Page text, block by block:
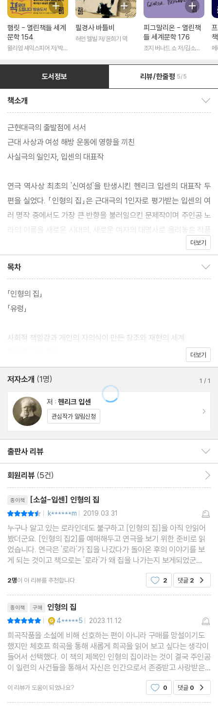
햄릿 - 열린책들 세계
문학 154
윌리엄 셰익스피어 저/박우
필경사 바틀비
허먼 멜빌 저/윤희기 역
피그말리온 - 열린책
들 세계문학 176
조지 버나드 쇼 저/김소임
도서정보 리뷰/한줄평 5/5
책소개
근현대극의 출발점에 서서
근대 사상과 여성 해방 운동에 영향을 끼친
사실극의 일인자, 입센의 대표작
연극 역사상 최초의 '신여성'을 탄생시킨 헨리크 입센의 대표작 두
편을 실었다. 「인형의 집」은 근대극의 1인자로 평가받는 입센의 여
러 명작 중에서도 가장 큰 반향을 불러일으킨 문제작이며 주인공 노
라의 이름을 새로운 시대의, 새로운 여자의 대명사로 올려놓은 작품
이기도 하다. 한 가정의 사랑스러운 부인이자, 따뜻한 어머니였던 노
이기 이전에 책임 있는 한 인간으로서 살기 위해 새로운 시도를 하기
까지의 과정을 담은 이 작품은 여성 해방의 바이블이라고 갈채를 받
은 한편, 결혼과 가정을 파괴하는 불순한 작품이라는 평가를 받기도
오늘날 입센이 창조해낸 주인공 노라는 독립적이고 주체적인 자아
에 눈을 뜬 여성의 상징적인 이름이 되었고, 100여 년이나 흐른 지
금도 여전히 유효한 문화적 코드로 자리 잡고 있다. 그럼으로써 여전
히 노라와 그의 남편 헬멜의 대사는 감동으로 마음을 적시고, 사랑,
가정, 희생을 말하는 우리들 자신의 허위의식을 깨우치게 한다. 입센
은 「인형의 집」과 「유령」, 두 작품을 통해 여성성의 허구를 폭로하고
근대 사상과 여성 해방 운동의 단초를 제공한다.
더보기
목차
「인형의 집」
「유령」
사회적 책임감과 개인의 자의식이 만든 창조와 재현의 세계
더보기
저자소개 (1명) 1 /1
저 : 헨리크 입센
관심작가 알림신청
출판사 리뷰
회원리뷰 (5건)
종이책 [소설-입센] 인형의 집
| k******m | 2019.03.31
누구나 알고 있는 로라인데도 불구하고 [인형의 집]을 아직 안읽어
봤더군요. [인형의 집2]를 예매해두고 연극을 보기 위한 준비로 읽
었습니다. 연극은 '로라'가 집을 나갔다가 돌아온 후의 이야기를 보
게 되는 것이고 책으로는 '로라'가 왜 집을 나가는지 보게되었군
요. 아내의 역할을 충실하게 수행하고 있는 노라는 가정을 살피고 귀
여운 부인임에도 남편과의 관계를 읽어보면 철딱서니
2명이 이 리뷰를 추천합니다. 2 댓글 2
종이책 구매 인형의 집
| 4*****5 | 2023.11.12
희곡작품을 소설에 비해 선호하는 편이 아니라 구매를 망설이기도
했지만 체호프 희곡을 통해 새롭게 희곡을 읽어 보고 싶다는 생각이
들어서 선택했다. 이 책의 제목인 인형의 집이라는 것이 결국 주인공
이 일련의 사건들을 통해서 자신은 인간으로서 존중받고 사랑받은
것이 아닌 인형처럼 소유물로 사랑받고, 자신은 마치 인형의 집에서
살아왔었다는 것을 깨닳게 된다. 결국 주인공
이 리뷰가 도움이 되었나요? 0 댓글 0